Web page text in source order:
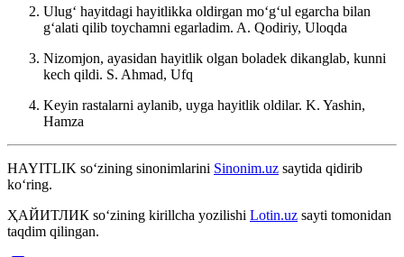
Ulugʻ hayitdagi hayitlikka oldirgan moʻgʻul egarcha bilan
gʻalati qilib toychamni egarladim. A. Qodiriy, Uloqda
Nizomjon, ayasidan hayitlik olgan boladek dikanglab, kunni
kech qildi. S. Ahmad, Ufq
Keyin rastalarni aylanib, uyga hayitlik oldilar. K. Yashin,
Hamza
HAYITLIK so‘zining sinonimlarini Sinonim.uz saytida qidirib
ko‘ring.
ҲАЙИТЛИК so‘zining kirillcha yozilishi Lotin.uz sayti tomonidan
taqdim qilingan.